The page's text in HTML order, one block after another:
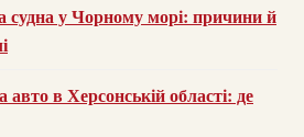
судна у Чорному морі: причини й
в Херсонській області: де